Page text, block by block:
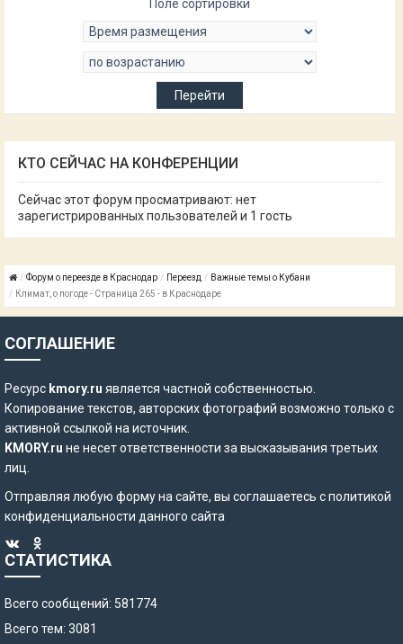
Поле сортировки
КТО СЕЙЧАС НА КОНФЕРЕНЦИИ
Сейчас этот форум просматривают: нет
зарегистрированных пользователей и 1 гость
Форум о переезде в Краснодар Переезд
Важные темы о Кубани
Климат, о погоде - Страница 265 - в Краснодаре
СОГЛАШЕНИЕ
Ресурс kmory.ru является частной собственностью.
Копирование текстов, авторских фотографий возможно только с
активной ссылкой на источник.
KMORY.ru не несет ответственности за высказывания третьих
лиц.
Отправляя любую форму на сайте, вы соглашаетесь сполитикой
конфиденциальности данного сайта
СТАТИСТИКА
Всего сообщений: 581774
Всего тем: 3081